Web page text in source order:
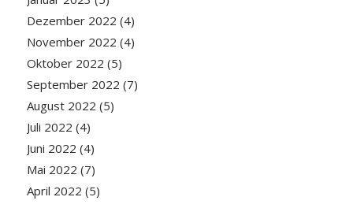
Dezember 2022 (4)
November 2022 (4)
Oktober 2022 (5)
September 2022 (7)
August 2022 (5)
Juli 2022 (4)
Juni 2022 (4)
Mai 2022 (7)
April 2022 (5)